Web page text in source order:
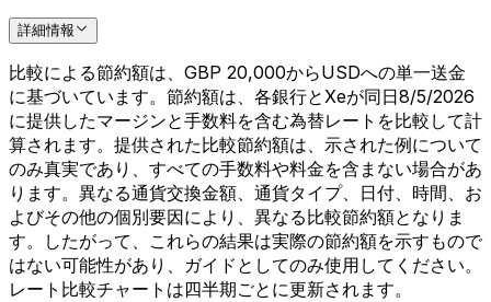
詳細情報
比較による節約額は、GBP 20,000からUSDへの単一送金
に基づいています。節約額は、各銀行とXeが同日8/5/2026
に提供したマージンと手数料を含む為替レートを比較して計
算されます。提供された比較節約額は、示された例について
のみ真実であり、すべての手数料や料金を含まない場合があ
ります。異なる通貨交換金額、通貨タイプ、日付、時間、お
よびその他の個別要因により、異なる比較節約額となりま
す。したがって、これらの結果は実際の節約額を示すもので
はない可能性があり、ガイドとしてのみ使用してください。
レート比較チャートは四半期ごとに更新されます。